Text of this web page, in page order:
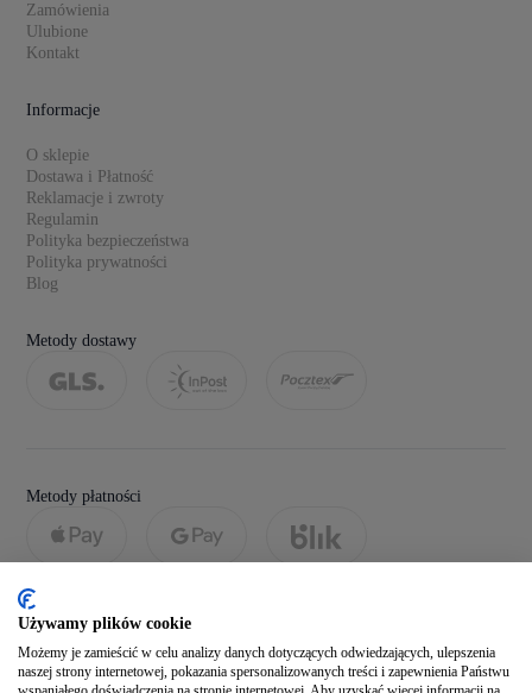
Zamówienia
Ulubione
Kontakt
Informacje
O sklepie
Dostawa i Płatność
Reklamacje i zwroty
Regulamin
Polityka bezpieczeństwa
Polityka prywatności
Blog
Metody dostawy
Metody płatności
Używamy plików cookie
Możemy je zamieścić w celu analizy danych dotyczących odwiedzających, ulepszenia
naszej strony internetowej, pokazania spersonalizowanych treści i zapewnienia Państwu